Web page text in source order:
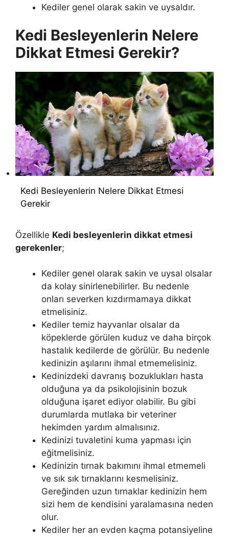
Kediler genel olarak sakin ve uysaldır.
Kedi Besleyenlerin Nelere
Dikkat Etmesi Gerekir?
Kedi Besleyenlerin Nelere Dikkat Etmesi
Gerekir
Özellikle Kedi besleyenlerin dikkat etmesi
gerekenler;
Kediler genel olarak sakin ve uysal olsalar
da kolay sinirlenebilirler. Bu nedenle
onları severken kızdırmamaya dikkat
etmelisiniz.
Kediler temiz hayvanlar olsalar da
köpeklerde görülen kuduz ve daha birçok
hastalık kedilerde de görülür. Bu nedenle
kedinizin aşılarını ihmal etmemelisiniz.
Kedinizdeki davranış bozuklukları hasta
olduğuna ya da psikolojisinin bozuk
olduğuna işaret ediyor olabilir. Bu gibi
durumlarda mutlaka bir veteriner
hekimden yardım almalısınız.
Kedinizi tuvaletini kuma yapması için
eğitmelisiniz.
Kedinizin tırnak bakımını ihmal etmemeli
ve sık sık tırnaklarını kesmelisiniz.
Gereğinden uzun tırnaklar kedinizin hem
sizi hem de kendisini yaralamasına neden
olur.
Kediler her an evden kaçma potansiyeline